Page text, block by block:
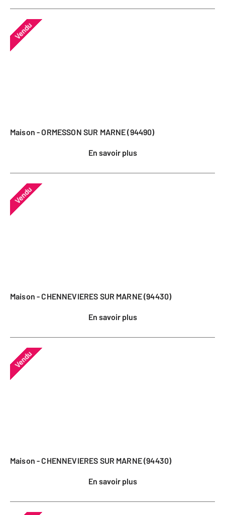
Vendu
Maison - ORMESSON SUR MARNE (94490)
En savoir plus
Vendu
Maison - CHENNEVIERES SUR MARNE (94430)
En savoir plus
Vendu
Maison - CHENNEVIERES SUR MARNE (94430)
En savoir plus